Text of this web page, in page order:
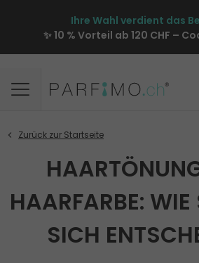
Ihre Wahl verdient das
✨ 10 % Vorteil ab 120 CHF –
HAARFARBE:
SICH